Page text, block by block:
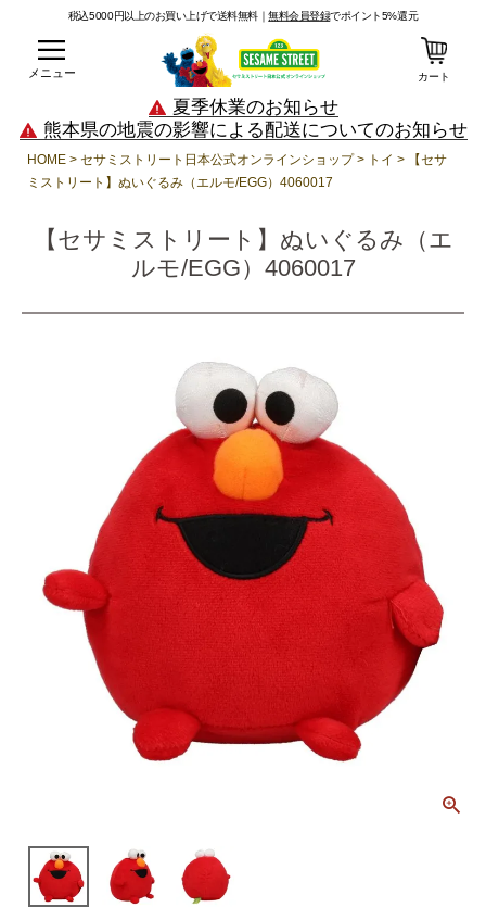
税込5000円以上のお買い上げで送料無料｜無料会員登録でポイント5%還元
メニュー カート
夏季休業のお知らせ
熊本県の地震の影響による配送についてのお知らせ
HOME セサミストリート日本公式オンラインショップ トイ
【セサ
ミストリート】ぬいぐるみ（エルモ/EGG）4060017
【セサミストリート】ぬいぐるみ（エ
ルモ/EGG）4060017